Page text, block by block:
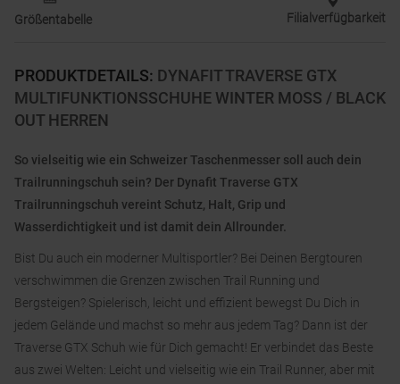
PRODUKTDETAILS: DYNAFIT TRAVERSE GTX
MULTIFUNKTIONSSCHUHE WINTER MOSS / BLACK
OUT HERREN
So vielseitig wie ein Schweizer Taschenmesser soll auch dein
Trailrunningschuh sein? Der Dynafit Traverse GTX
Trailrunningschuh vereint Schutz, Halt, Grip und
Wasserdichtigkeit und ist damit dein Allrounder.
Bist Du auch ein moderner Multisportler? Bei Deinen Bergtouren
verschwimmen die Grenzen zwischen Trail Running und
Bergsteigen? Spielerisch, leicht und effizient bewegst Du Dich in
jedem Gelände und machst so mehr aus jedem Tag? Dann ist der
Traverse GTX Schuh wie für Dich gemacht! Er verbindet das Beste
aus zwei Welten: Leicht und vielseitig wie ein Trail Runner, aber mit
Größentabelle Filialverfügbarkeit